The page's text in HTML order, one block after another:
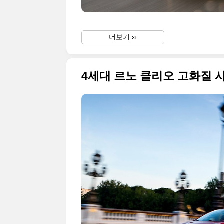
더보기 ››
4세대 르노 클리오 고화질